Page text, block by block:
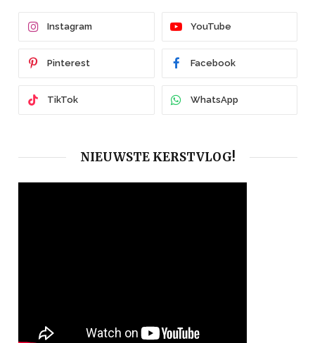
Instagram YouTube
Pinterest Facebook
TikTok WhatsApp
NIEUWSTE KERSTVLOG!